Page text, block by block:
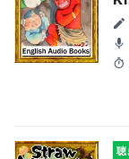
聴